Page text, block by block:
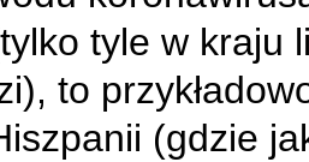
tyle w kraju
to
(gdzie